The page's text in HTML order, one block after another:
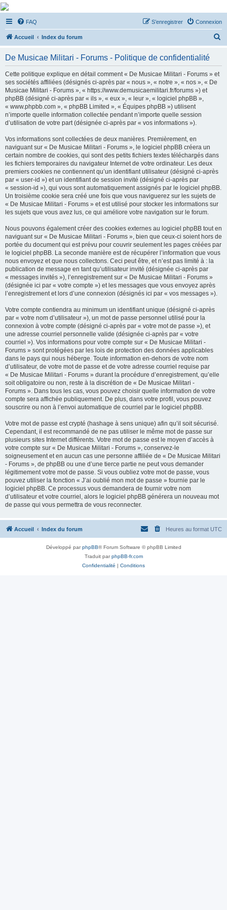
De Musicae Militari -
Forums
Forums de discussions
FAQ Connexion
S’enregistrer
Accueil Index du forum
De Musicae Militari - Forums - Politique de confidentialité
Cette politique explique en détail comment « De Musicae Militari - Forums » et
ses sociétés affiliées (désignés ci-après par « nous », « notre », « nos », « De
Musicae Militari - Forums », « https://www.demusicaemilitari.fr/forums ») et
phpBB (désigné ci-après par « ils », « eux », « leur », « logiciel phpBB »,
« www.phpbb.com », « phpBB Limited », « Équipes phpBB ») utilisent
n’importe quelle information collectée pendant n’importe quelle session
d’utilisation de votre part (désignée ci-après par « vos informations »).
Vos informations sont collectées de deux manières. Premièrement, en
naviguant sur « De Musicae Militari - Forums », le logiciel phpBB créera un
certain nombre de cookies, qui sont des petits fichiers textes téléchargés dans
les fichiers temporaires du navigateur Internet de votre ordinateur. Les deux
premiers cookies ne contiennent qu’un identifiant utilisateur (désigné ci-après
par « user-id ») et un identifiant de session invité (désigné ci-après par
« session-id »), qui vous sont automatiquement assignés par le logiciel phpBB.
Un troisième cookie sera créé une fois que vous naviguerez sur les sujets de
« De Musicae Militari - Forums » et est utilisé pour stocker les informations sur
les sujets que vous avez lus, ce qui améliore votre navigation sur le forum.
Nous pouvons également créer des cookies externes au logiciel phpBB tout en
naviguant sur « De Musicae Militari - Forums », bien que ceux-ci soient hors de
portée du document qui est prévu pour couvrir seulement les pages créées par
le logiciel phpBB. La seconde manière est de récupérer l’information que vous
nous envoyez et que nous collectons. Ceci peut être, et n’est pas limité à : la
publication de message en tant qu’utilisateur invité (désignée ci-après par
« messages invités »), l’enregistrement sur « De Musicae Militari - Forums »
(désignée ici par « votre compte ») et les messages que vous envoyez après
l’enregistrement et lors d’une connexion (désignés ici par « vos messages »).
Votre compte contiendra au minimum un identifiant unique (désigné ci-après
par « votre nom d’utilisateur »), un mot de passe personnel utilisé pour la
connexion à votre compte (désigné ci-après par « votre mot de passe »), et
une adresse courriel personnelle valide (désignée ci-après par « votre
courriel »). Vos informations pour votre compte sur « De Musicae Militari -
Forums » sont protégées par les lois de protection des données applicables
dans le pays qui nous héberge. Toute information en-dehors de votre nom
d’utilisateur, de votre mot de passe et de votre adresse courriel requise par
« De Musicae Militari - Forums » durant la procédure d’enregistrement, qu’elle
soit obligatoire ou non, reste à la discrétion de « De Musicae Militari -
Forums ». Dans tous les cas, vous pouvez choisir quelle information de votre
compte sera affichée publiquement. De plus, dans votre profil, vous pouvez
souscrire ou non à l’envoi automatique de courriel par le logiciel phpBB.
Votre mot de passe est crypté (hashage à sens unique) afin qu’il soit sécurisé.
Cependant, il est recommandé de ne pas utiliser le même mot de passe sur
plusieurs sites Internet différents. Votre mot de passe est le moyen d’accès à
votre compte sur « De Musicae Militari - Forums », conservez-le
soigneusement et en aucun cas une personne affiliée de « De Musicae Militari
- Forums », de phpBB ou une d’une tierce partie ne peut vous demander
légitimement votre mot de passe. Si vous oubliez votre mot de passe, vous
pouvez utiliser la fonction « J’ai oublié mon mot de passe » fournie par le
logiciel phpBB. Ce processus vous demandera de fournir votre nom
d’utilisateur et votre courriel, alors le logiciel phpBB générera un nouveau mot
de passe qui vous permettra de vous reconnecter.
Accueil Index du forum Heures au format UTC
Développé parphpBB® Forum Software © phpBB Limited
Traduit parphpBB-fr.com
Confidentialité | Conditions